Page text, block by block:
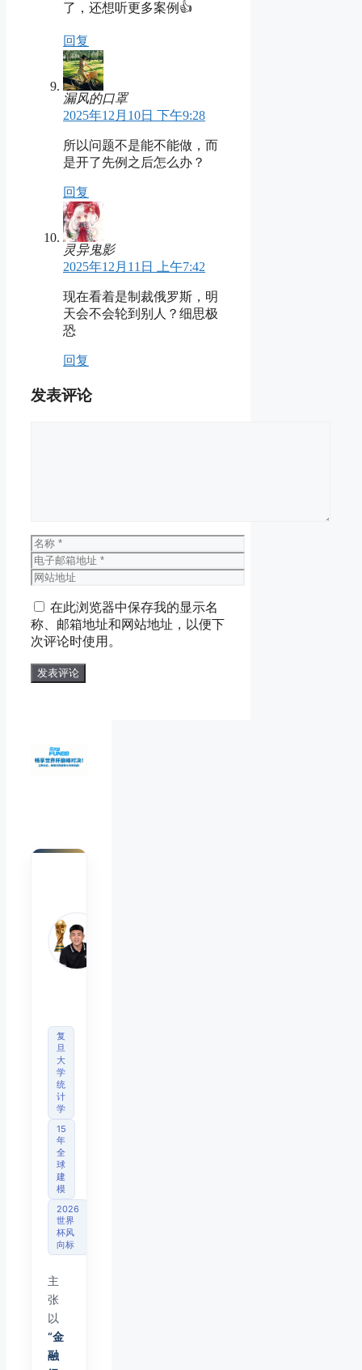
了，还想听更多案例👍
回复
漏风的口罩
2025年12月10日 下午9:28
所以问题不是能不能做，而
是开了先例之后怎么办？
回复
灵异鬼影
2025年12月11日 上午7:42
现在看着是制裁俄罗斯，明
天会不会轮到别人？细思极
恐
回复
发表评论
名
称
电
子
箱
地
址
网
地
址
在此浏览器中保存我的显示名
称、邮箱地址和网站地址，以便下
次评论时使用。
复
旦
大
学
统
计
学
15
年
全
球
建
模
2026
世界
杯风
向标
主
张
以
“金
融